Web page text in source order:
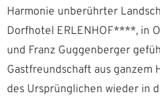
Harmonie unberührter
Dorfhotel ERLENHOF****, in
und Franz Guggenberger
Gastfreundschaft aus ganzem
des Ursprünglichen wieder in